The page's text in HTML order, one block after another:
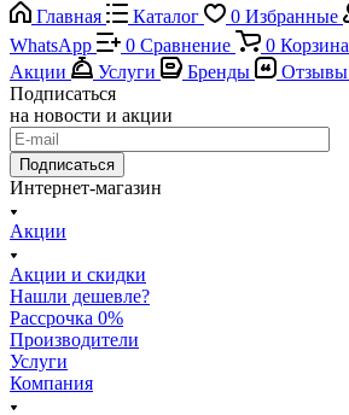
Главная
Каталог 0 Избранные
WhatsApp
0 Сравнение 0 Корзина
Акции
Услуги Бренды Отзывы
Подписаться
на новости и акции
Подписаться
Интернет-магазин
Акции
Акции и скидки
Нашли дешевле?
Рассрочка 0%
Производители
Услуги
Компания